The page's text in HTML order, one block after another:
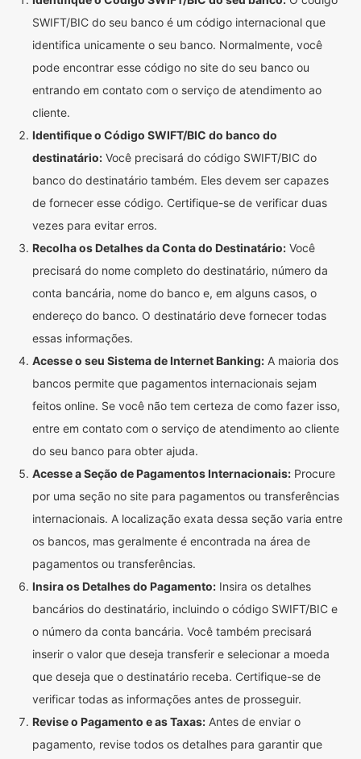
SWIFT/BIC do seu banco é um código internacional que
identifica unicamente o seu banco. Normalmente, você
pode encontrar esse código no site do seu banco ou
entrando em contato com o serviço de atendimento ao
cliente.
Identifique o Código SWIFT/BIC do banco do
destinatário: Você precisará do código SWIFT/BIC do
banco do destinatário também. Eles devem ser capazes
de fornecer esse código. Certifique-se de verificar duas
vezes para evitar erros.
Recolha os Detalhes da Conta do Destinatário: Você
precisará do nome completo do destinatário, número da
conta bancária, nome do banco e, em alguns casos, o
endereço do banco. O destinatário deve fornecer todas
essas informações.
Acesse o seu Sistema de Internet Banking: A maioria dos
bancos permite que pagamentos internacionais sejam
feitos online. Se você não tem certeza de como fazer isso,
entre em contato com o serviço de atendimento ao cliente
do seu banco para obter ajuda.
Acesse a Seção de Pagamentos Internacionais: Procure
por uma seção no site para pagamentos ou transferências
internacionais. A localização exata dessa seção varia entre
os bancos, mas geralmente é encontrada na área de
pagamentos ou transferências.
Insira os Detalhes do Pagamento: Insira os detalhes
bancários do destinatário, incluindo o código SWIFT/BIC e
o número da conta bancária. Você também precisará
inserir o valor que deseja transferir e selecionar a moeda
que deseja que o destinatário receba. Certifique-se de
verificar todas as informações antes de prosseguir.
Revise o Pagamento e as Taxas: Antes de enviar o
pagamento, revise todos os detalhes para garantir que